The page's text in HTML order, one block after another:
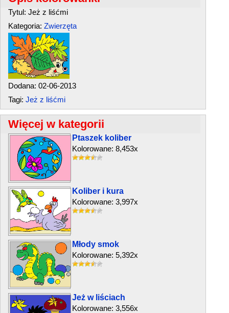
Tytul: Jeż z liśćmi
Kategoria: Zwierzęta
Dodana: 02-06-2013
Tagi: Jeż z liśćmi
Więcej w kategorii
Ptaszek koliber
Kolorowane: 8,453x
Koliber i kura
Kolorowane: 3,997x
Młody smok
Kolorowane: 5,392x
Jeż w liściach
Kolorowane: 3,556x